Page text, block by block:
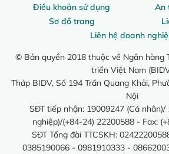
Điều khoản sử dụng
An
Sơ đồ trang
Liên hệ doanh
© Bản quyền 2018 thuộc về Ngân hàng
triển Việt Nam
Tháp BIDV, Số 194 Trần Quang Khải,
Nội
SĐT tiếp nhận: 19009247 (Cá nhân)/
nghiệp)/(+84-24) 22200588 - Fax:
SĐT Tổng đài TTCSKH:
0385190066 - 0981910333 -